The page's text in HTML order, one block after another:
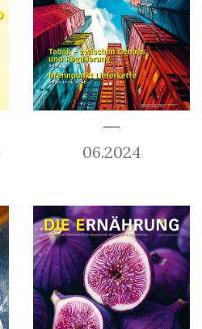
06.2024